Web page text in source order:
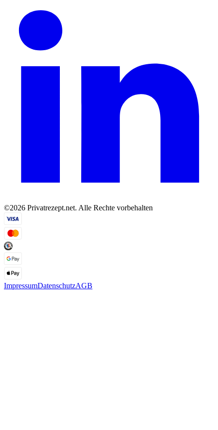
©2026 Privatrezept.net. Alle Rechte vorbehalten
ImpressumDatenschutzAGB